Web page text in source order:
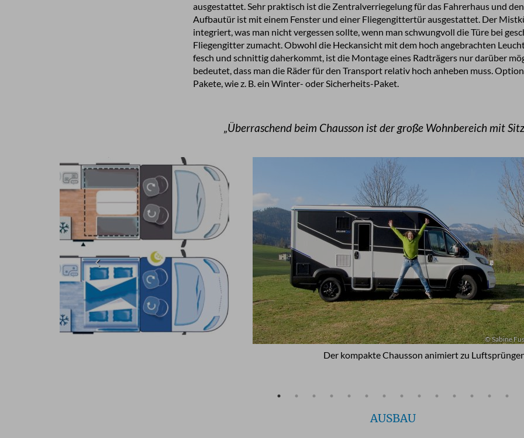
ausgestattet. Sehr praktisch ist die Zentralverriegelung für das Fahrerhaus und
Aufbautür ist mit einem Fenster und einer Fliegengittertür ausgestattet. Der
integriert, was man nicht vergessen sollte, wenn man schwungvoll die Türe bei
Fliegengitter zumacht. Obwohl die Heckansicht mit dem hoch angebrachten
fesch und schnittig daherkommt, ist die Montage eines Radträgers nur darüber
bedeutet, dass man die Räder für den Transport relativ hoch anheben muss.
Pakete, wie z. B. ein Winter- oder Sicherheits-Paket.
„Überraschend beim Chausson ist der große Wohnbereich mit
© Sabine
Der kompakte Chausson animiert zu
AUSBAU